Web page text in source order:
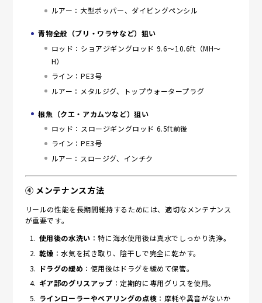
ルアー：大型ポッパー、ダイビングペンシル
青物全般（ブリ・ワラサなど）狙い
ロッド：ショアジギングロッド 9.6～10.6ft（MH～
H）
ライン：PE3号
ルアー：メタルジグ、トップウォータープラグ
根魚（クエ・アカムツなど）狙い
ロッド：スロージギングロッド 6.5ft前後
ライン：PE3号
ルアー：スロージグ、インチク
④ メンテナンス方法
リールの性能を長期間維持するためには、適切なメンテナンス
が重要です。
使用後の水洗い ：特に海水使用後は真水でしっかり洗浄。
乾燥 ：水気を拭き取り、陰干しで完全に乾かす。
ドラグの緩め ：使用後はドラグを緩めて保管。
ギア部のグリスアップ ：定期的に専用グリスを使用。
ラインローラーやベアリングの点検 ：摩耗や異音がないか